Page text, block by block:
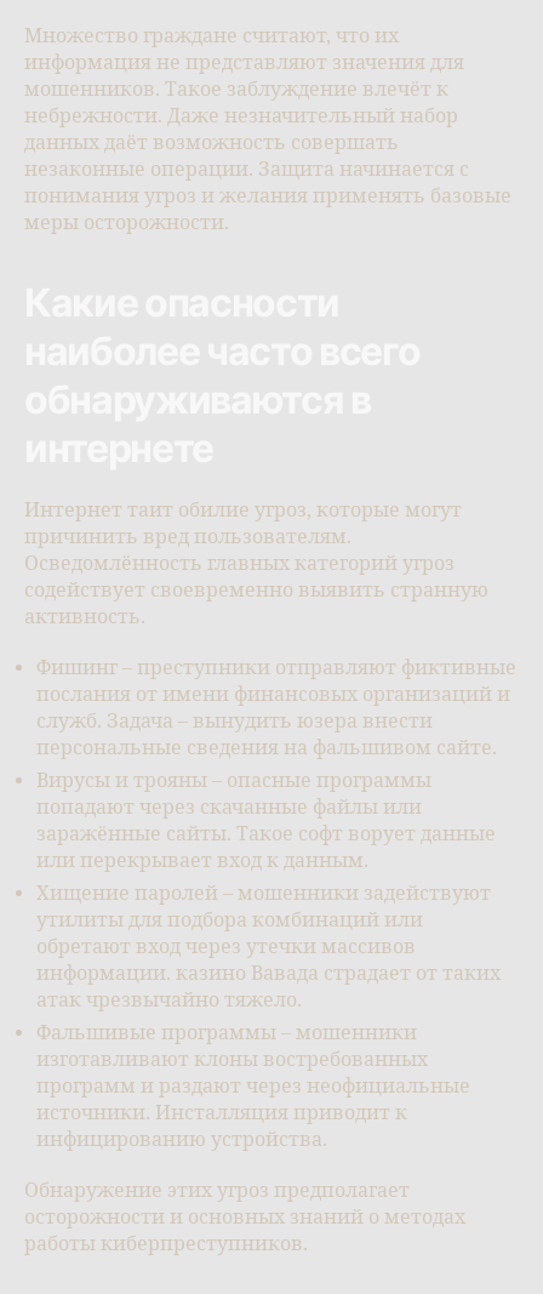
Множество граждане считают, что их
информация не представляют значения для
мошенников. Такое заблуждение влечёт к
небрежности. Даже незначительный набор
данных даёт возможность совершать
незаконные операции. Защита начинается с
понимания угроз и желания применять базовые
меры осторожности.
Интернет таит обилие угроз, которые могут
причинить вред пользователям.
Осведомлённость главных категорий угроз
содействует своевременно выявить странную
активность.
Фишинг – преступники отправляют фиктивные
послания от имени финансовых организаций и
служб. Задача – вынудить юзера внести
персональные сведения на фальшивом сайте.
Вирусы и трояны – опасные программы
попадают через скачанные файлы или
заражённые сайты. Такое софт ворует данные
или перекрывает вход к данным.
Хищение паролей – мошенники задействуют
утилиты для подбора комбинаций или
обретают вход через утечки массивов
информации. казино Вавада страдает от таких
атак чрезвычайно тяжело.
Фальшивые программы – мошенники
изготавливают клоны востребованных
программ и раздают через неофициальные
источники. Инсталляция приводит к
инфицированию устройства.
Обнаружение этих угроз предполагает
осторожности и основных знаний о методах
работы киберпреступников.